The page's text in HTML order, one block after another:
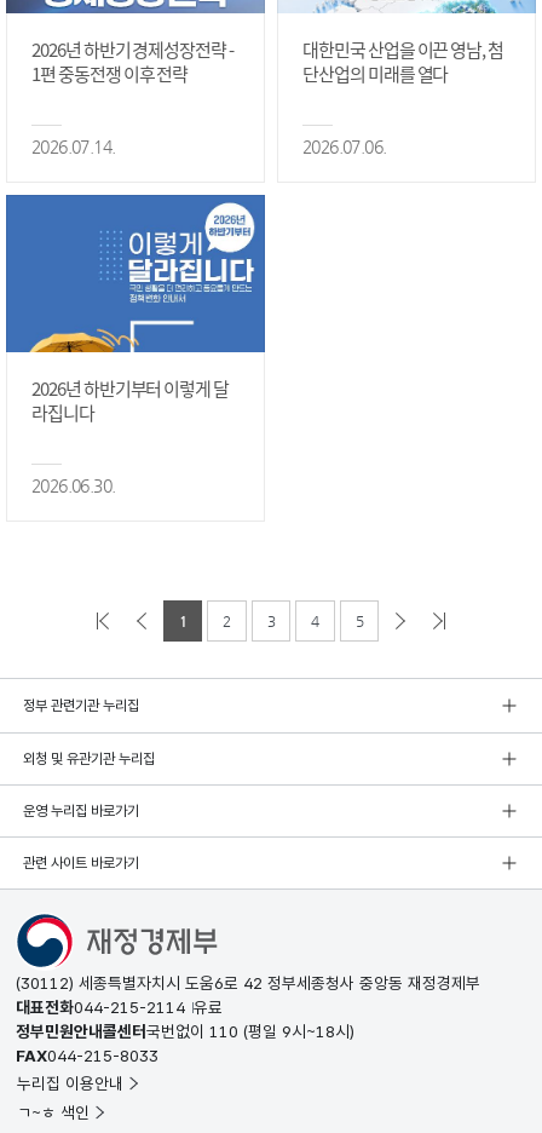
2026년 하반기 경제성장전략 -
1편 중동전쟁 이후 전략
2026.07.14.
대한민국 산업을 이끈 영남, 첨
단산업의 미래를 열다
2026.07.06.
2026년 하반기부터 이렇게 달
라집니다
2026.06.30.
1 2 3 4 5
정부 관련기관 누리집
외청 및 유관기관 누리집
운영 누리집 바로가기
관련 사이트 바로가기
(30112) 세종특별자치시 도움6로 42 정부세종청사 중앙동 재정경제부
대표전화044-215-2114 유료
정부민원안내콜센터국번없이 110 (평일 9시~18시)
FAX044-215-8033
누리집 이용안내
ㄱ~ㅎ 색인